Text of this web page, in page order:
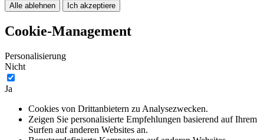
Alle ablehnen Ich akzeptiere
Cookie-Management
Personalisierung
Nicht
Ja
Cookies von Drittanbietern zu Analysezwecken.
Zeigen Sie personalisierte Empfehlungen basierend auf Ihrem
Surfen auf anderen Websites an.